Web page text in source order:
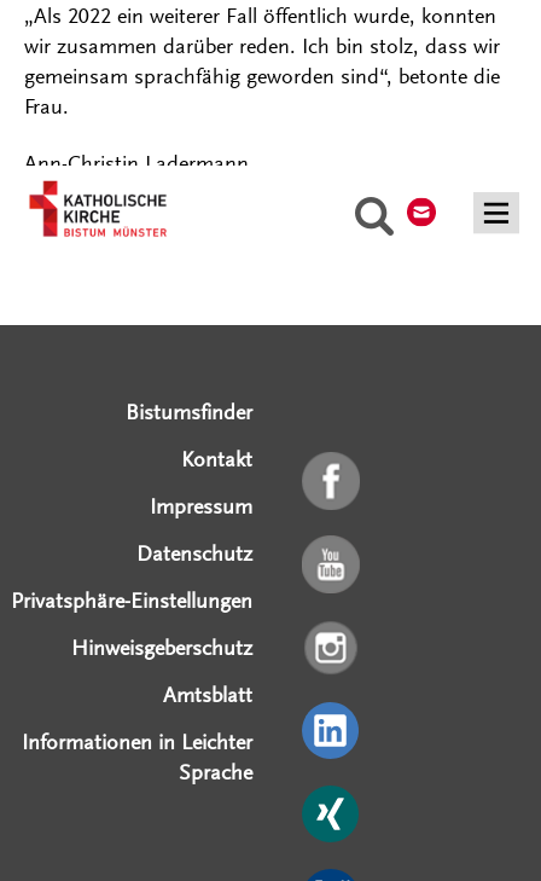
Suche
„Als 2022 ein weiterer Fall öffentlich wurde, konnten
wir zusammen darüber reden. Ich bin stolz, dass wir
gemeinsam sprachfähig geworden sind“, betonte die
Frau.
Ann-Christin Ladermann
Bistumsfinder
Kontakt
Impressum
Datenschutz
Privatsphäre-Einstellungen
Hinweisgeberschutz
Amtsblatt
Informationen in Leichter
Sprache